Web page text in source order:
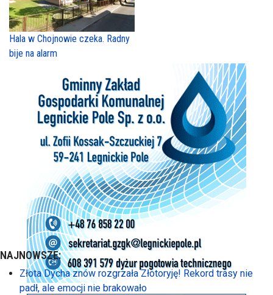
Hala w Chojnowie czeka. Radny
bije na alarm
NAJNOWSZE:
Złota Dycha znów rozgrzała Złotoryję! Rekord trasy nie
padł, ale emocji nie brakowało